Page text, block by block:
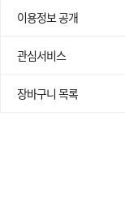
이용정보 공개
관심서비스
장바구니 목록